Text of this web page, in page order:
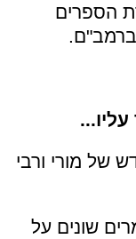
הספרים
...
של מורי ורבי
שונים על